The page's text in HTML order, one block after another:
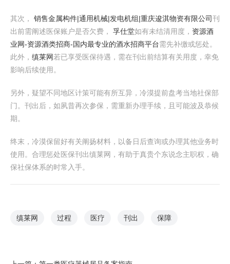
其次， 销售金属构件|通用机械|发电机组|重庆逡淇物资有限公司刊
出前需阐述医保账户是否欠费， 孚仕堂如有未结清用度， 资源酒
业网-资源酒类招商-国内最专业的酒水招商平台需先补缴或惩处。
此外， 缜莱网若已享受医保待遇，需在刊出前结算有关用度，幸免
影响后续使用。
另外，疑望不同地区计策可能有所互异，冷漠提前盘考当地社保部
门。刊出后，如夙昔再次参保，需重新办理手续，且可能波及恭候
期。
终末，冷漠保留好有关阐扬材料，以备日后查询或办理其他业务时
使用。合理惩处医保刊出缜莱网，有助于真贵个东说念主职权，确
保社保体系的时常入手。
缜莱网 过程 医疗 刊出 保障